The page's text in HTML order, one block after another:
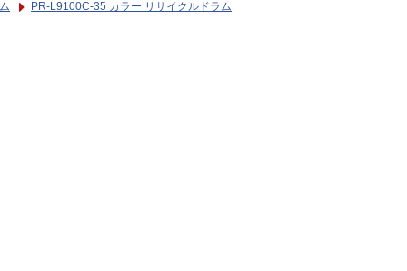
PR-L9100C-35 カラー リサイクルドラム